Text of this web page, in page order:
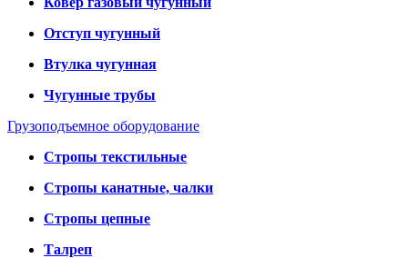
Отступ чугунный
Втулка чугунная
Чугунные трубы
Грузоподъемное оборудование
Стропы текстильные
Стропы канатные, чалки
Стропы цепные
Талреп